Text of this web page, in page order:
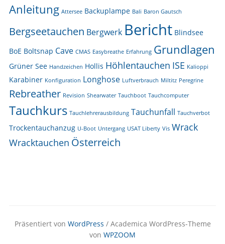
Anleitung Attersee Backuplampe Bali Baron Gautsch
Bergseetauchen Bergwerk Bericht Blindsee
BoE Boltsnap Cave CMAS Easybreathe Erfahrung Grundlagen
Grüner See Handzeichen Hollis Höhlentauchen ISE Kalioppi
Karabiner Konfiguration Longhose Luftverbrauch Miltitz Peregrine
Rebreather Revision Shearwater Tauchboot Tauchcomputer
Tauchkurs Tauchlehrerausbildung Tauchunfall Tauchverbot
Trockentauchanzug U-Boot Untergang USAT Liberty Vis Wrack
Wracktauchen Österreich
Präsentiert von WordPress / Academica WordPress-Theme
von WPZOOM